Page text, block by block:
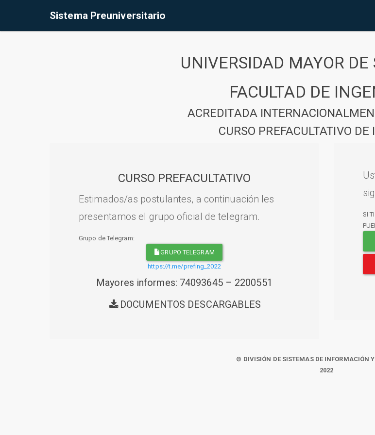
Sistema Preuniversitario
UNIVERSIDAD MAYOR
FACULTAD DE
ACREDITADA
CURSO PREFACULTATIVO DE
CURSO PREFACULTATIVO
Estimados/as postulantes, a continuación les
presentamos el grupo oficial de telegram.
Grupo de Telegram:
GRUPO TELEGRAM
https://t.me/prefing_2022
Mayores informes: 74093645 – 2200551
DOCUMENTOS DESCARGABLES
SI
© DIVISIÓN DE SISTEMAS DE INFORMACIÓN
2022